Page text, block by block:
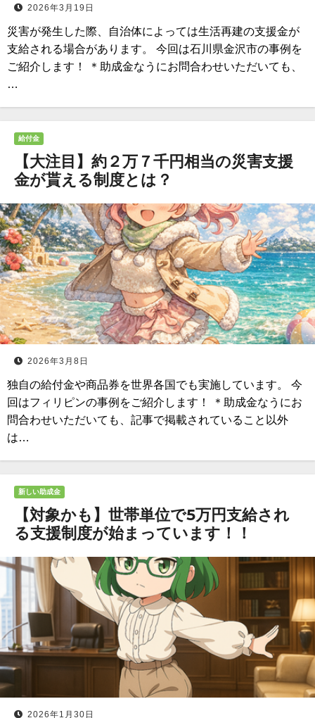
2026年3月19日
災害が発生した際、自治体によっては生活再建の支援金が
支給される場合があります。 今回は石川県金沢市の事例を
ご紹介します！ ＊助成金なうにお問合わせいただいても、
…
給付金
【大注目】約２万７千円相当の災害支援
金が貰える制度とは？
2026年3月8日
独自の給付金や商品券を世界各国でも実施しています。 今
回はフィリピンの事例をご紹介します！ ＊助成金なうにお
問合わせいただいても、記事で掲載されていること以外
は…
新しい助成金
【対象かも】世帯単位で5万円支給され
る支援制度が始まっています！！
2026年1月30日